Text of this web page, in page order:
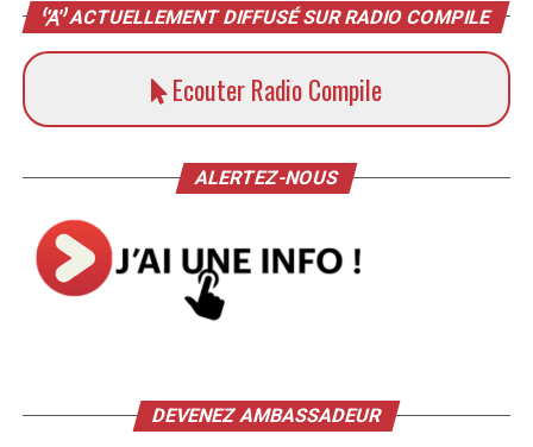
ACTUELLEMENT DIFFUSÉ SUR RADIO COMPILE
Ecouter Radio Compile
ALERTEZ-NOUS
DEVENEZ AMBASSADEUR